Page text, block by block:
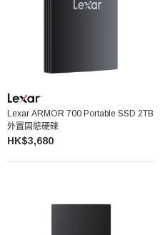
Lexar ARMOR 700 Portable SSD 2TB
外置固態硬碟
HK$3,680